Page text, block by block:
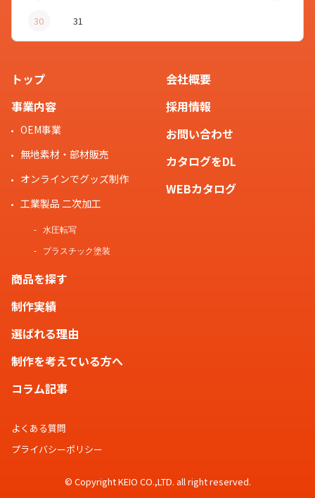
30 31
トップ
事業内容
OEM事業
無地素材・部材販売
オンラインでグッズ制作
工業製品 二次加工
水圧転写
プラスチック塗装
商品を探す
制作実績
選ばれる理由
制作を考えている方へ
コラム記事
会社概要
採用情報
お問い合わせ
カタログをDL
WEBカタログ
よくある質問
プライバシーポリシー
© Copyright KEIO CO.,LTD. all right reserved.